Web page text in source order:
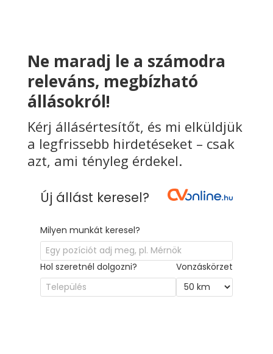
Ne maradj le a számodra
releváns, megbízható
állásokról!
Kérj állásértesítőt, és mi elküldjük
a legfrissebb hirdetéseket – csak
azt, ami tényleg érdekel.